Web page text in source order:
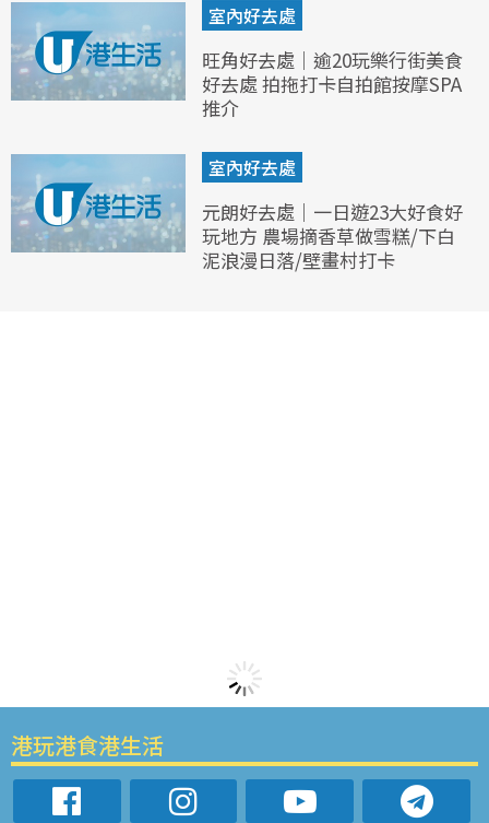
室內好去處
旺角好去處｜逾20玩樂行街美食
好去處 拍拖打卡自拍館按摩SPA
推介
室內好去處
元朗好去處｜一日遊23大好食好
玩地方 農場摘香草做雪糕/下白
泥浪漫日落/壁畫村打卡
港玩港食港生活